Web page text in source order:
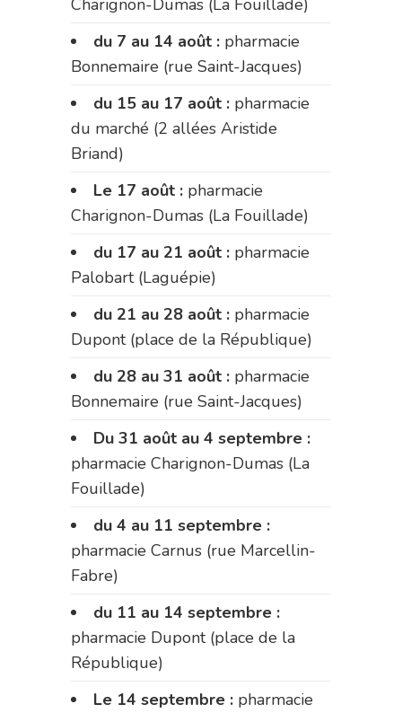
Charignon-Dumas (La Fouillade)
du 7 au 14 août : pharmacie
Bonnemaire (rue Saint-Jacques)
du 15 au 17 août : pharmacie
du marché (2 allées Aristide
Briand)
Le 17 août : pharmacie
Charignon-Dumas (La Fouillade)
du 17 au 21 août : pharmacie
Palobart (Laguépie)
du 21 au 28 août : pharmacie
Dupont (place de la République)
du 28 au 31 août : pharmacie
Bonnemaire (rue Saint-Jacques)
Du 31 août au 4 septembre :
pharmacie Charignon-Dumas (La
Fouillade)
du 4 au 11 septembre :
pharmacie Carnus (rue Marcellin-
Fabre)
du 11 au 14 septembre :
pharmacie Dupont (place de la
République)
Le 14 septembre : pharmacie